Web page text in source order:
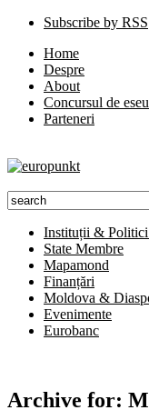
Subscribe by RSS
Home
Despre
About
Concursul de
Parteneri
Instituții &
State Membre
Mapamond
Finanțări
Moldova &
Evenimente
Eurobanc
Archive for: